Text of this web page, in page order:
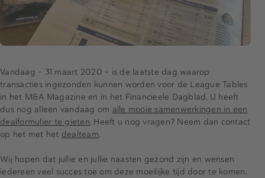
Vandaag - 31 maart 2020 - is de laatste dag waarop
transacties ingezonden kunnen worden voor de League Tables
in het M&A Magazine en in het Financieele Dagblad. U heeft
dus nog alleen vandaag om alle mooie samenwerkingen in een
dealformulier te gieten. Heeft u nog vragen? Neem dan contact
op het met het dealteam.
Wij hopen dat jullie en jullie naasten gezond zijn en wensen
iedereen veel succes toe om deze moeilijke tijd door te komen.